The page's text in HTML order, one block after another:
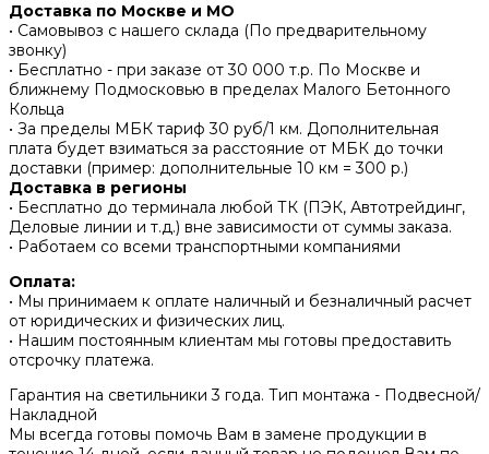
Доставка по Москве и МО
• Самовывоз с нашего склада (По предварительному
звонку)
• Бесплатно - при заказе от 30 000 т.р. По Москве и
ближнему Подмосковью в пределах Малого Бетонного
Кольца
• За пределы МБК тариф 30 руб/1 км. Дополнительная
плата будет взиматься за расстояние от МБК до точки
доставки (пример: дополнительные 10 км = 300 р.)
Доставка в регионы
• Бесплатно до терминала любой ТК (ПЭК, Автотрейдинг,
Деловые линии и т.д.) вне зависимости от суммы заказа.
• Работаем со всеми транспортными компаниями
Оплата:
• Мы принимаем к оплате наличный и безналичный расчет
от юридических и физических лиц.
• Нашим постоянным клиентам мы готовы предоставить
отсрочку платежа.
Гарантия на светильники 3 года. Тип монтажа - Подвесной/
Накладной
Мы всегда готовы помочь Вам в замене продукции в